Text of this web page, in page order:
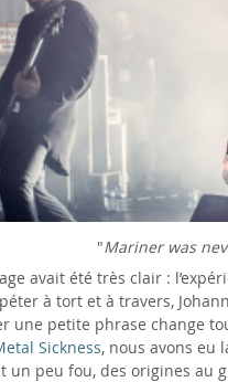
"Mariner was
avait été très clair :
à tort et à travers,
une petite phrase change
Sickness, nous avons eu
un peu fou, des origines